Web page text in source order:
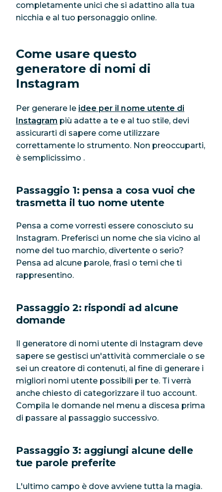
completamente unici che si adattino alla tua
nicchia e al tuo personaggio online.
Come usare questo
generatore di nomi di
Instagram
Per generare le idee per il nome utente di
Instagram più adatte a te e al tuo stile, devi
assicurarti di sapere come utilizzare
correttamente lo strumento. Non preoccuparti,
è semplicissimo .
Passaggio 1: pensa a cosa vuoi che
trasmetta il tuo nome utente
Pensa a come vorresti essere conosciuto su
Instagram. Preferisci un nome che sia vicino al
nome del tuo marchio, divertente o serio?
Pensa ad alcune parole, frasi o temi che ti
rappresentino.
Passaggio 2: rispondi ad alcune
domande
Il generatore di nomi utente di Instagram deve
sapere se gestisci un'attività commerciale o se
sei un creatore di contenuti, al fine di generare i
migliori nomi utente possibili per te. Ti verrà
anche chiesto di categorizzare il tuo account.
Compila le domande nel menu a discesa prima
di passare al passaggio successivo.
Passaggio 3: aggiungi alcune delle
tue parole preferite
L'ultimo campo è dove avviene tutta la magia.